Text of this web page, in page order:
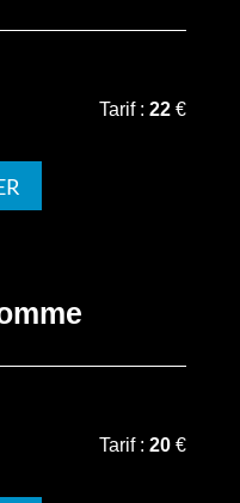
Tarif :22 €
Tarif :20 €